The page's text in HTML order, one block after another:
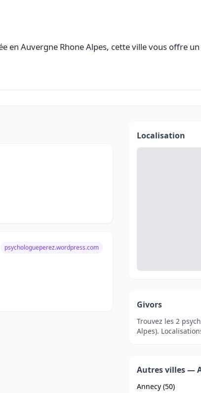
en Auvergne Rhone Alpes, cette ville vous offre
psychologueperez.wordpress.com
Localisation
Givors
Trouvez les 2
Alpes).
Autres villes —
Annecy (50)